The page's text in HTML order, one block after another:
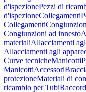
d'ispezionePezzi di
d'ispezioneCollegamenti
Collegamenti
Congiunzioni ad innesto
materialiAllacciamenti
Allacciamenti agli
Curve tecnicheManicotti
ManicottiAccessori
protezioneMateriali di
ricambio per Tubi